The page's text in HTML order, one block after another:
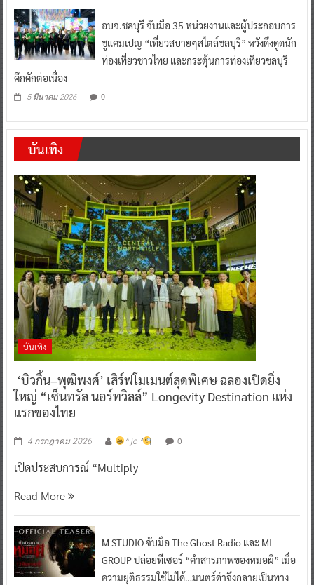
อบจ.ชลบุรี จับมือ 35 หน่วยงานและผู้ประกอบการ
ชูแคมเปญ “เที่ยวสบายๆสไตล์ชลบุรี” หวังดึงดูดนัก
ท่องเที่ยวชาวไทย และกระตุ้นการท่องเที่ยวชลบุรี
คึกคักต่อเนื่อง
5 มีนาคม 2026 0
บันเทิง
บันเทิง
‘บิวกิ้น–พุฒิพงศ์’ เสิร์ฟโมเมนต์สุดพิเศษ ฉลองเปิดยิ่ง
ใหญ่ “เซ็นทรัล นอร์ทวิลล์” Longevity Destination แห่ง
แรกของไทย
4 กรกฎาคม 2026 ^ jo ^ 0
เปิดประสบการณ์ “Multiply
Read More
M STUDIO จับมือ The Ghost Radio และ MI
GROUP ปล่อยทีเซอร์ “คำสารภาพของหมอผี” เมื่อ
ความยุติธรรมใช้ไม่ได้…มนตร์ดำจึงกลายเป็นทาง